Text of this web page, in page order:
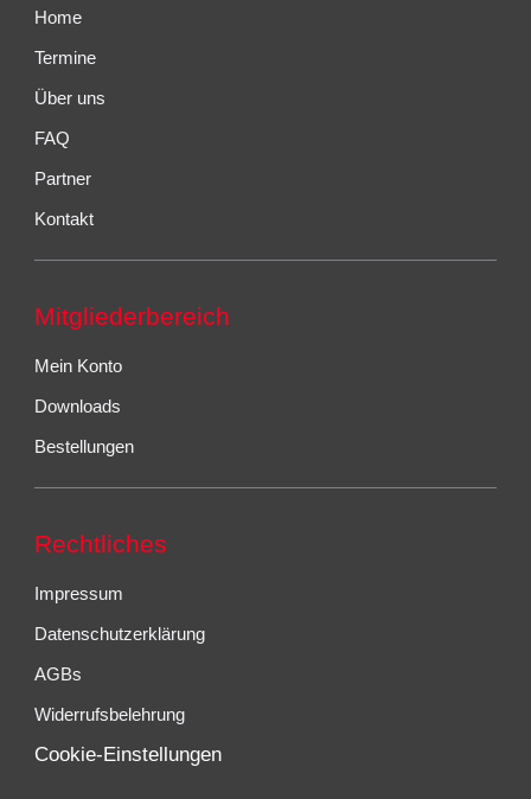
Home
Termine
Über uns
FAQ
Partner
Kontakt
Mitgliederbereich
Mein Konto
Downloads
Bestellungen
Rechtliches
Impressum
Datenschutzerklärung
AGBs
Widerrufsbelehrung
Cookie-Einstellungen